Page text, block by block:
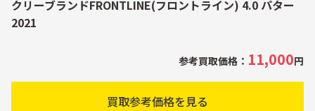
クリーブランドFRONTLINE(フロントライン) 4.0 パター
2021
参考買取価格： 11,000円
買取参考価格を見る